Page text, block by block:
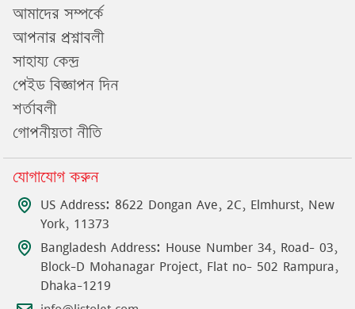
আমাদের সম্পর্কে
আপনার প্রশ্নাবলী
সাহায্য কেন্দ্র
পেইড বিজ্ঞাপন দিন
শর্তাবলী
গোপনীয়তা নীতি
যোগাযোগ করুন
US Address: 8622 Dongan Ave, 2C, Elmhurst, New
York, 11373
Bangladesh Address: House Number 34, Road- 03,
Block-D Mohanagar Project, Flat no- 502 Rampura,
Dhaka-1219